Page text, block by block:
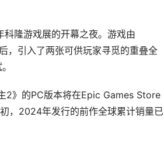
隆游戏展的开幕之夜。游戏由
，引入了两张可供玩家寻觅的重叠全
2》的PC版本将在Epic Games Store
，2024年发行的前作全球累计销量已